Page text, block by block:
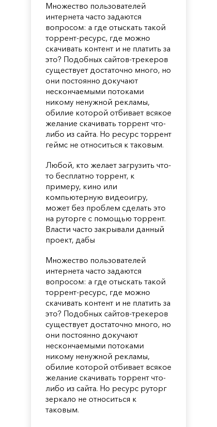
Множество пользователей
интернета часто задаются
вопросом: а где отыскать такой
торрент-ресурс, где можно
скачивать контент и не платить за
это? Подобных сайтов-трекеров
существует достаточно много, но
они постоянно докучают
нескончаемыми потоками
никому ненужной рекламы,
обилие которой отбивает всякое
желание скачивать торрент что-
либо из сайта. Но ресурс торрент
геймс не относиться к таковым.
Любой, кто желает загрузить что-
то бесплатно торрент, к
примеру, кино или
компьютерную видеоигру,
может без проблем сделать это
на руторге с помощью торрент.
Власти часто закрывали данный
проект, дабы
Множество пользователей
интернета часто задаются
вопросом: а где отыскать такой
торрент-ресурс, где можно
скачивать контент и не платить за
это? Подобных сайтов-трекеров
существует достаточно много, но
они постоянно докучают
нескончаемыми потоками
никому ненужной рекламы,
обилие которой отбивает всякое
желание скачивать торрент что-
либо из сайта. Но ресурс руторг
зеркало не относиться к
таковым.